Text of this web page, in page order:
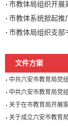
市教体局组织开展
市教体系统掀起推
市教体局组织支部
文件方案
关于在市教育局开展
关于成立六安市教育